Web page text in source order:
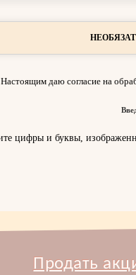
Настоящим даю согласие на
Продать